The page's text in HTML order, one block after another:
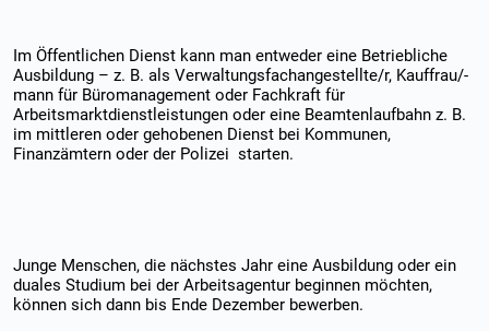
Im Öffentlichen Dienst kann man entweder eine Betriebliche
Ausbildung – z. B. als Verwaltungsfachangestellte/r, Kauffrau/-
mann für Büromanagement oder Fachkraft für
Arbeitsmarktdienstleistungen oder eine Beamtenlaufbahn z. B.
im mittleren oder gehobenen Dienst bei Kommunen,
Finanzämtern oder der Polizei starten.
Junge Menschen, die nächstes Jahr eine Ausbildung oder ein
duales Studium bei der Arbeitsagentur beginnen möchten,
können sich dann bis Ende Dezember bewerben.